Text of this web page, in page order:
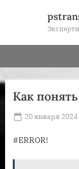
Как
Posted
20 января 2024
#ERROR!